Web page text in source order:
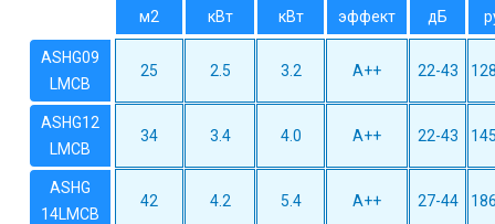
м2
кВт
кВт
эффект
дБ
ASHG09
LMCB
25 2.5 3.2 A++ 22-43
ASHG12
LMCB
34 3.4 4.0 A++ 22-43
ASHG
14LMCB
42 4.2 5.4 A++ 27-44